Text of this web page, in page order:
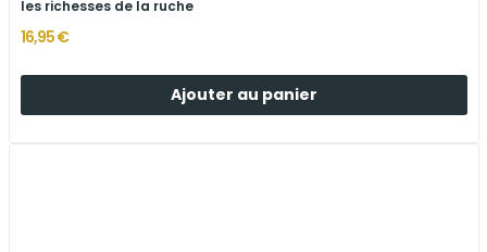
les richesses de la ruche
16,95 €
Ajouter au panier